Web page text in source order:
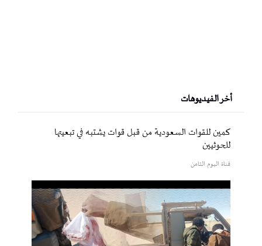
أخر الفيديوهات
كمين للقوات السعودية من قبل قوات يشتبه في تبعيتها
للحوثيين
قناة اليوم الثامن